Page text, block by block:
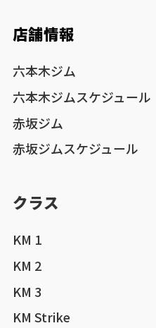
店舗情報
六本木ジム
六本木ジムスケジュール
赤坂ジム
赤坂ジムスケジュール
クラス
KM 1
KM 2
KM 3
KM Strike